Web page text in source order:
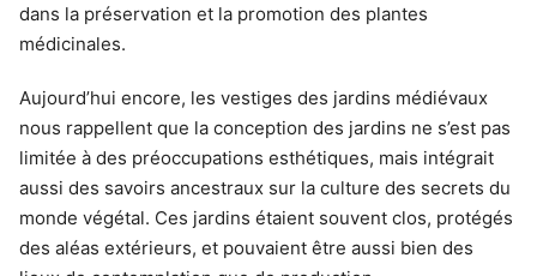
dans la préservation et la promotion des plantes
médicinales.
Aujourd’hui encore, les vestiges des jardins médiévaux
nous rappellent que la conception des jardins ne s’est pas
limitée à des préoccupations esthétiques, mais intégrait
aussi des savoirs ancestraux sur la culture des secrets du
monde végétal. Ces jardins étaient souvent clos, protégés
des aléas extérieurs, et pouvaient être aussi bien des